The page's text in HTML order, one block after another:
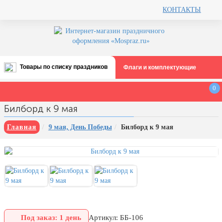
КОНТАКТЫ
Товары по списку праздников
Все праздники
августа)
12 августа, День ВВС
флага РФ
День шахтера (последнее
воскресенье августа)
3 сентября, День солидарности в
борьбе с терроризмом
Флаги и комплектующие
0
Билборд к 9 мая
Главная 9 мая, День Победы Билборд к 9 мая
Под заказ: 1 день Артикул: ББ-106